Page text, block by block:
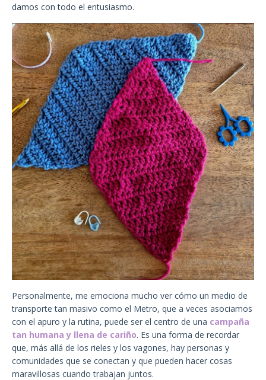
damos con todo el entusiasmo.
Personalmente, me emociona mucho ver cómo un medio de
transporte tan masivo como el Metro, que a veces asociamos
con el apuro y la rutina, puede ser el centro de una campaña
tan humana y llena de cariño. Es una forma de recordar
que, más allá de los rieles y los vagones, hay personas y
comunidades que se conectan y que pueden hacer cosas
maravillosas cuando trabajan juntos.